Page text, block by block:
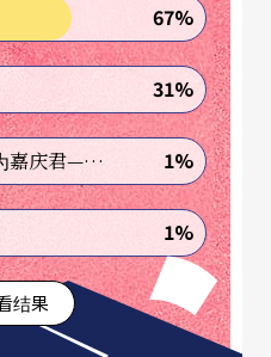
震慑场景，令人对导演
刻意低角度的手持镜
神表情，被外媒誉为昆
《大快人心》。影片原
优越与自私，更道出受
而出。
佳外语片的《橘子收成
哈兹，以一九九二至九
67%
31%
《转生到异世界成为嘉庆君—发现我的祖先是诈骗集团!?》 1%
1%
结果